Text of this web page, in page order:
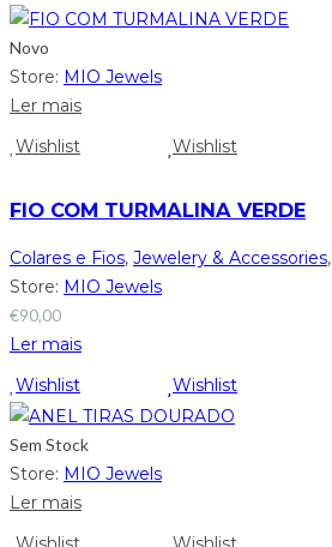
Novo
Store: MIO Jewels
Ler mais
Wishlist
Wishlist
FIO COM TURMALINA VERDE
Colares e Fios, Jewelery & Accessories,
Store: MIO Jewels
€90,00
Ler mais
Wishlist
Wishlist
Sem Stock
Store: MIO Jewels
Ler mais